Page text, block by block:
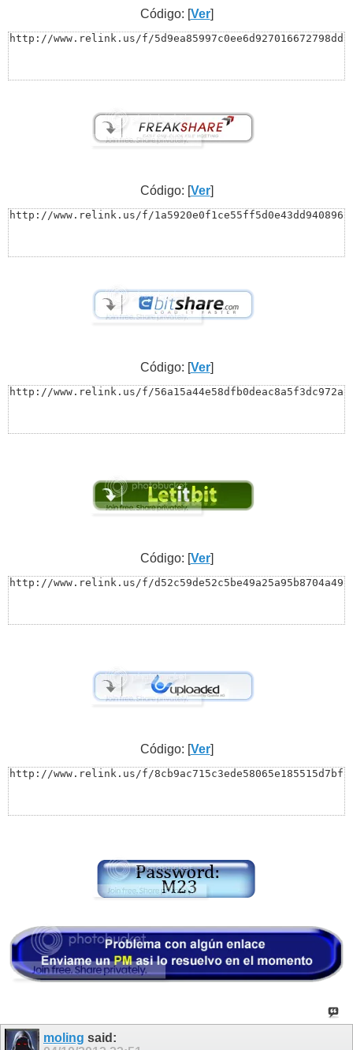
Código: [Ver]
http://www.relink.us/f/5d9ea85997c0ee6d927016672798dd
Código: [Ver]
http://www.relink.us/f/1a5920e0f1ce55ff5d0e43dd940896
Código: [Ver]
http://www.relink.us/f/56a15a44e58dfb0deac8a5f3dc972a
Código: [Ver]
http://www.relink.us/f/d52c59de52c5be49a25a95b8704a49
Código: [Ver]
http://www.relink.us/f/8cb9ac715c3ede58065e185515d7bf
moling said: